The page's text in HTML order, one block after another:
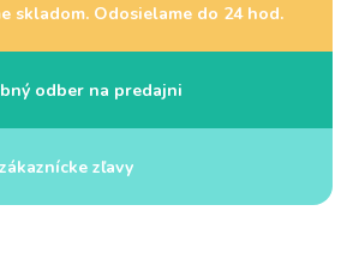
skladom. Odosielame do 24 hod.
odber na predajni
zľavy